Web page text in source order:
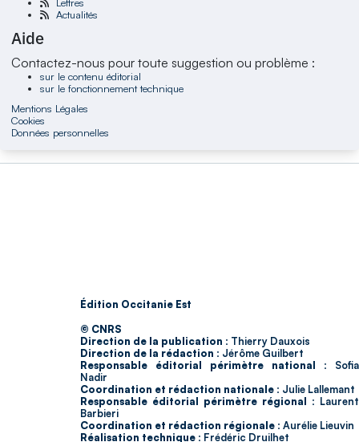
Lettres
Actualités
Aide
Contactez-nous pour toute suggestion ou problème :
sur le contenu éditorial
sur le fonctionnement technique
Mentions Légales
Cookies
Données personnelles
Édition Occitanie Est
© CNRS
Direction de la publication : Thierry Dauxois
Direction de la rédaction : Jérôme Guilbert
Responsable éditorial périmètre national : Sofia
Nadir
Coordination et rédaction nationale : Julie Lallemant
Responsable éditorial périmètre régional : Laurent
Barbieri
Coordination et rédaction régionale : Aurélie Lieuvin
Réalisation technique : Frédéric Druilhet